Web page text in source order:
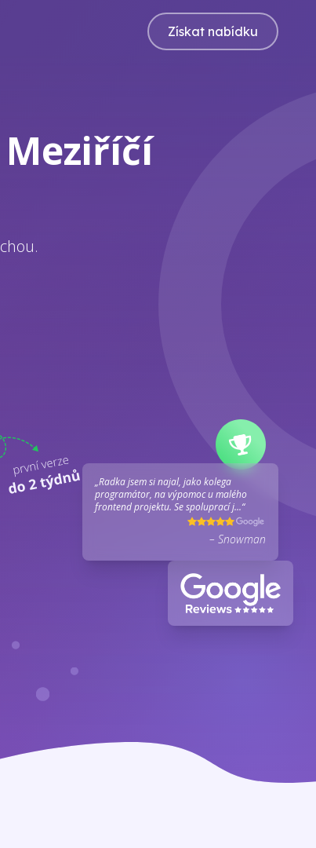
Získat nabídku
„Radka jsem si najal, jako kolega
programátor, na výpomoc u malého
frontend projektu. Se spoluprací j...“
– Snowman